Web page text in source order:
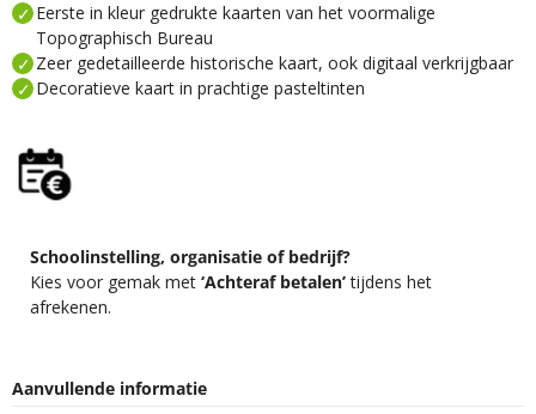
Eerste in kleur gedrukte kaarten van het voormalige
Topographisch Bureau
Zeer gedetailleerde historische kaart, ook digitaal verkrijgbaar
Decoratieve kaart in prachtige pasteltinten
Schoolinstelling, organisatie of bedrijf?
Kies voor gemak met ‘Achteraf betalen’tijdens het
afrekenen.
Aanvullende informatie